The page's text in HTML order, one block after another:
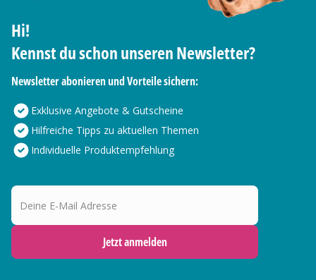
Hi!
Kennst du schon unseren Newsletter?
Newsletter abonieren und Vorteile sichern:
Exklusive Angebote & Gutscheine
Hilfreiche Tipps zu aktuellen Themen
Individuelle Produktempfehlung
Deine E-Mail Adresse
Jetzt anmelden